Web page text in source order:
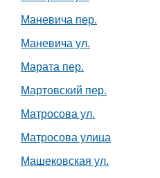
Маневича пер.
Маневича ул.
Марата пер.
Мартовский пер.
Матросова ул.
Матросова улица
Машековская ул.